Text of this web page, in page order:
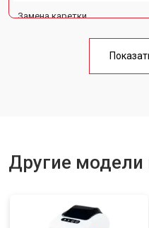
Замена каретки
Другие модели